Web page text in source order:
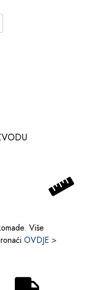
Više
OVDJE >